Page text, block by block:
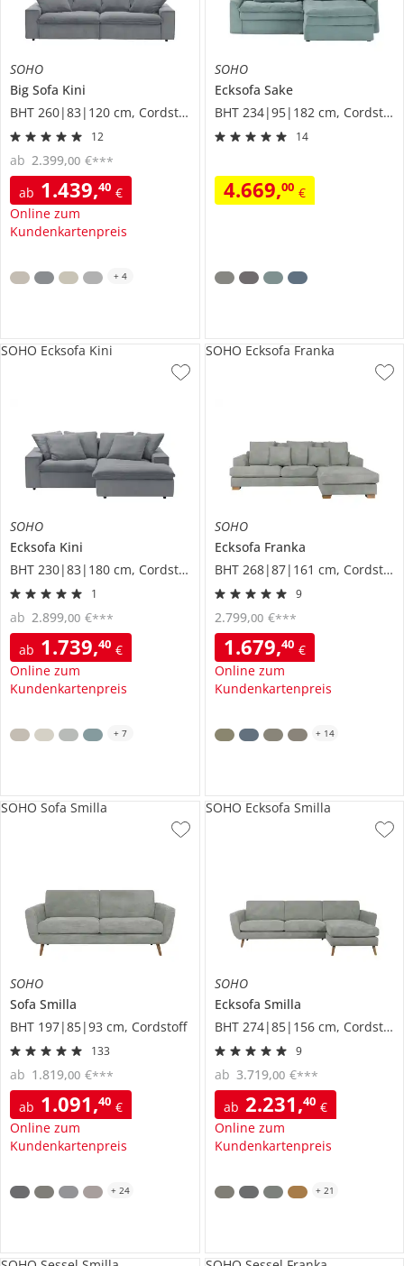
SOHO
Big Sofa Kini
BHT 260|83|120 cm, Cordstoff
12
ab 1.439,40 €
Online zum
Kundenkartenpreis
ab 2.399,00 €***
+ 4
SOHO
Ecksofa Sake
BHT 234|95|182 cm, Cordstoff
14
4.669,00 €
SOHO
Ecksofa Kini
BHT 230|83|180 cm, Cordstoff
1
ab 1.739,40 €
Online zum
Kundenkartenpreis
ab 2.899,00 €***
SOHO Ecksofa Kini
+ 7
SOHO
Ecksofa Franka
BHT 268|87|161 cm, Cordstoff
9
1.679,40 €
Online zum
Kundenkartenpreis
2.799,00 €***
SOHO Ecksofa Franka
+ 14
SOHO
Sofa Smilla
BHT 197|85|93 cm, Cordstoff
133
ab 1.091,40 €
Online zum
Kundenkartenpreis
ab 1.819,00 €***
SOHO Sofa Smilla
+ 24
SOHO
Ecksofa Smilla
BHT 274|85|156 cm, Cordstoff
9
ab 2.231,40 €
Online zum
Kundenkartenpreis
ab 3.719,00 €***
SOHO Ecksofa Smilla
+ 21